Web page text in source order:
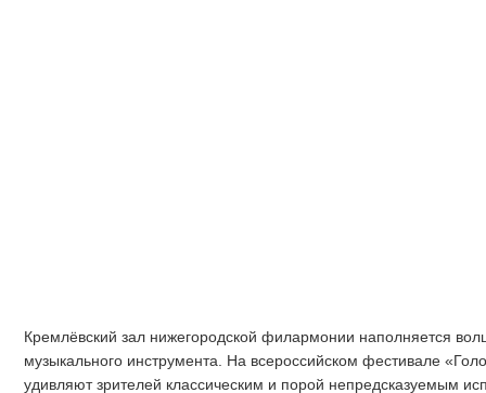
Кремлёвский зал нижегородской филармонии наполняется
музыкального инструмента. На всероссийском фестивале
удивляют зрителей классическим и порой непредсказуемым